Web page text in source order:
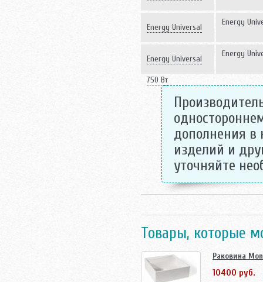
Energy Universal
Energy
Energy Universal
750 Вт
Energy
дополнения
изделий и
уточняйте
Товары, которые
Раковина
10400 руб.